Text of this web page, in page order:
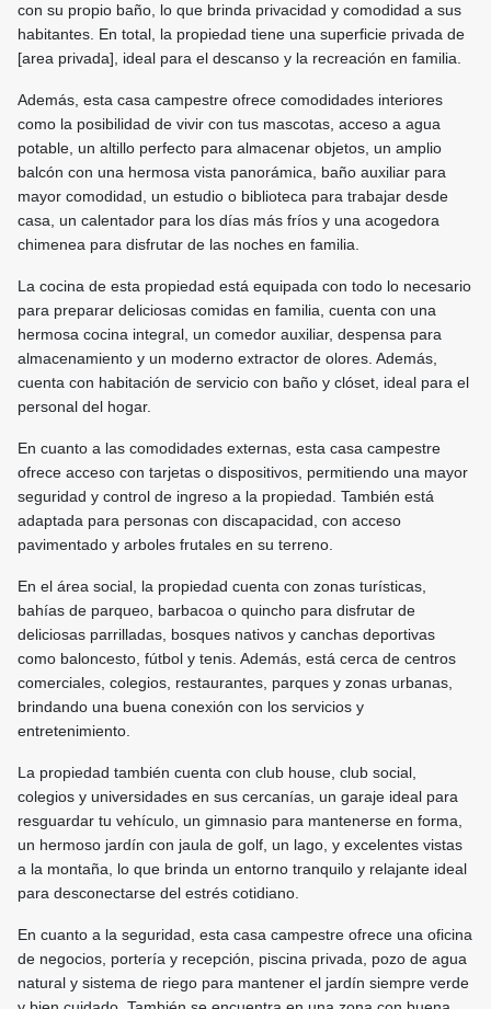
con su propio baño, lo que brinda privacidad y comodidad a sus
habitantes. En total, la propiedad tiene una superficie privada de
[area privada], ideal para el descanso y la recreación en familia.
Además, esta casa campestre ofrece comodidades interiores
como la posibilidad de vivir con tus mascotas, acceso a agua
potable, un altillo perfecto para almacenar objetos, un amplio
balcón con una hermosa vista panorámica, baño auxiliar para
mayor comodidad, un estudio o biblioteca para trabajar desde
casa, un calentador para los días más fríos y una acogedora
chimenea para disfrutar de las noches en familia.
La cocina de esta propiedad está equipada con todo lo necesario
para preparar deliciosas comidas en familia, cuenta con una
hermosa cocina integral, un comedor auxiliar, despensa para
almacenamiento y un moderno extractor de olores. Además,
cuenta con habitación de servicio con baño y clóset, ideal para el
personal del hogar.
En cuanto a las comodidades externas, esta casa campestre
ofrece acceso con tarjetas o dispositivos, permitiendo una mayor
seguridad y control de ingreso a la propiedad. También está
adaptada para personas con discapacidad, con acceso
pavimentado y arboles frutales en su terreno.
En el área social, la propiedad cuenta con zonas turísticas,
bahías de parqueo, barbacoa o quincho para disfrutar de
deliciosas parrilladas, bosques nativos y canchas deportivas
como baloncesto, fútbol y tenis. Además, está cerca de centros
comerciales, colegios, restaurantes, parques y zonas urbanas,
brindando una buena conexión con los servicios y
entretenimiento.
La propiedad también cuenta con club house, club social,
colegios y universidades en sus cercanías, un garaje ideal para
resguardar tu vehículo, un gimnasio para mantenerse en forma,
un hermoso jardín con jaula de golf, un lago, y excelentes vistas
a la montaña, lo que brinda un entorno tranquilo y relajante ideal
para desconectarse del estrés cotidiano.
En cuanto a la seguridad, esta casa campestre ofrece una oficina
de negocios, portería y recepción, piscina privada, pozo de agua
natural y sistema de riego para mantener el jardín siempre verde